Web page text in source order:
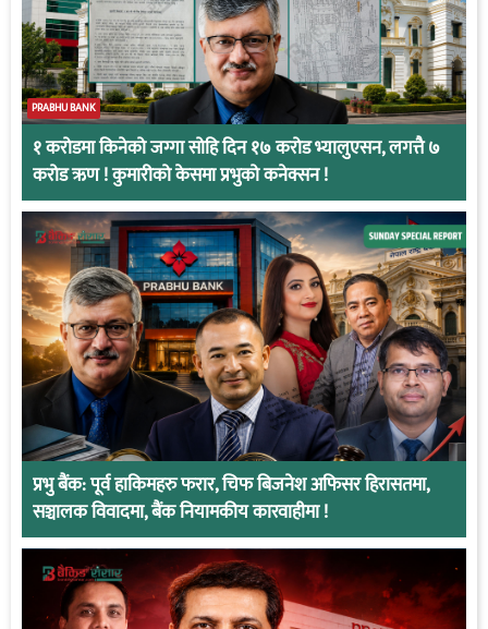
PRABHU BANK
१ करोडमा किनेको जग्गा सोहि दिन १७ करोड भ्यालुएसन, लगत्तै ७
करोड ऋण ! कुमारीको केसमा प्रभुको कनेक्सन !
प्रभु बैंक: पूर्व हाकिमहरु फरार, चिफ बिजनेश अफिसर हिरासतमा,
सञ्चालक विवादमा, बैंक नियामकीय कारवाहीमा !